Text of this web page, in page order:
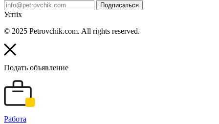
Подписаться
Успіх
© 2025 Petrovchik.com. All rights reserved.
Подать объявление
Работа